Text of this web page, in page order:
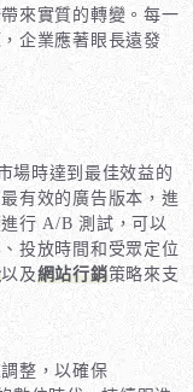
來實質的轉變。每一
企業應著眼長遠發
場時達到最佳效益的
有效的廣告版本，進
行 A/B 測試，可以
投放時間和受眾定位
以及網站行銷策略來支
整，以確保